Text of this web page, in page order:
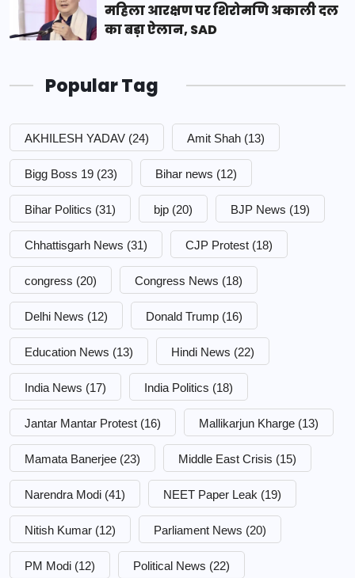
महिला आरक्षण पर शिरोमणि अकाली दल
का बड़ा ऐलान, SAD
Popular Tag
AKHILESH YADAV (24) Amit Shah (13)
Bigg Boss 19 (23) Bihar news (12)
Bihar Politics (31) bjp (20) BJP News (19)
Chhattisgarh News (31) CJP Protest (18)
congress (20) Congress News (18)
Delhi News (12) Donald Trump (16)
Education News (13) Hindi News (22)
India News (17) India Politics (18)
Jantar Mantar Protest (16) Mallikarjun Kharge (13)
Mamata Banerjee (23) Middle East Crisis (15)
Narendra Modi (41) NEET Paper Leak (19)
Nitish Kumar (12) Parliament News (20)
PM Modi (12) Political News (22)